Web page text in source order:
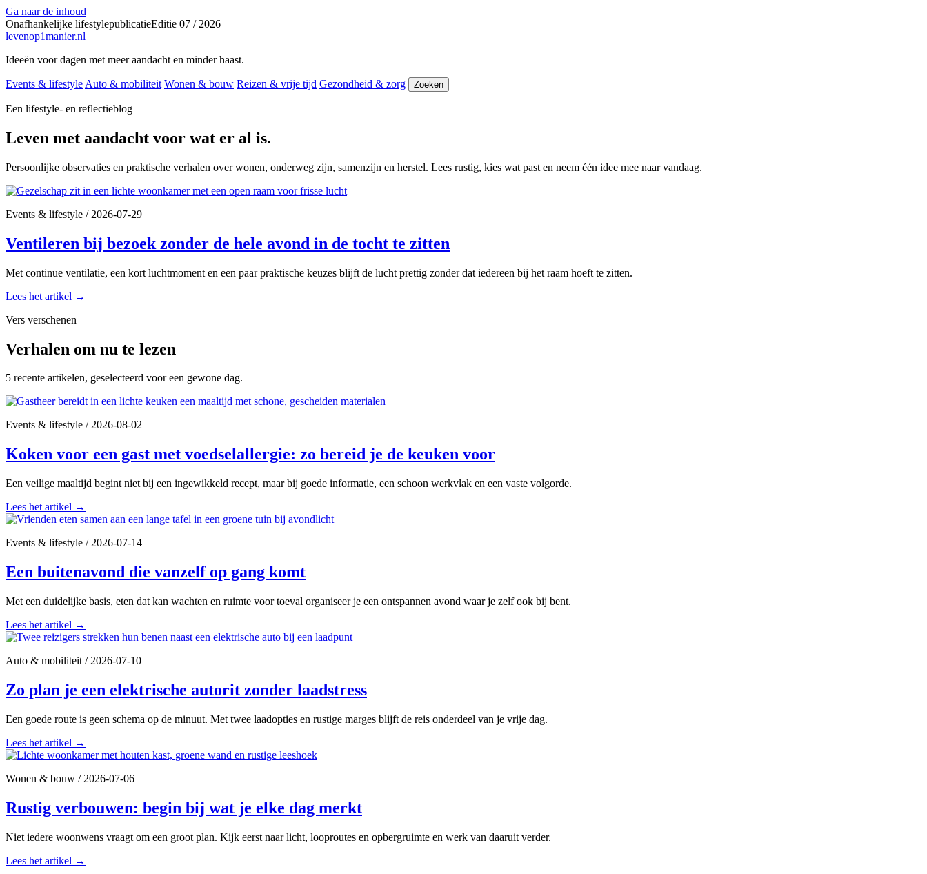
Ga naar de inhoud
Onafhankelijke lifestylepublicatieEditie 07 / 2026
levenop1manier.nl
Ideeën voor dagen met meer aandacht en minder haast.
Events & lifestyle Auto & mobiliteit Wonen & bouw Reizen & vrije tijd Gezondheid & zorg Zoeken
Een lifestyle- en reflectieblog
Leven met aandacht voor wat er al is.
Persoonlijke observaties en praktische verhalen over wonen, onderweg zijn, samenzijn en herstel. Lees rustig, kies wat past en neem één idee mee naar vandaag.
Events & lifestyle /2026-07-29
Ventileren bij bezoek zonder de hele avond in de tocht te zitten
Met continue ventilatie, een kort luchtmoment en een paar praktische keuzes blijft de lucht prettig zonder dat iedereen bij het raam hoeft te zitten.
Lees het artikel →
Vers verschenen
Verhalen om nu te lezen
5 recente artikelen, geselecteerd voor een gewone dag.
Events & lifestyle /2026-08-02
Koken voor een gast met voedselallergie: zo bereid je de keuken voor
Een veilige maaltijd begint niet bij een ingewikkeld recept, maar bij goede informatie, een schoon werkvlak en een vaste volgorde.
Lees het artikel →
Events & lifestyle /2026-07-14
Een buitenavond die vanzelf op gang komt
Met een duidelijke basis, eten dat kan wachten en ruimte voor toeval organiseer je een ontspannen avond waar je zelf ook bij bent.
Lees het artikel →
Auto & mobiliteit /2026-07-10
Zo plan je een elektrische autorit zonder laadstress
Een goede route is geen schema op de minuut. Met twee laadopties en rustige marges blijft de reis onderdeel van je vrije dag.
Lees het artikel →
Wonen & bouw /2026-07-06
Rustig verbouwen: begin bij wat je elke dag merkt
Niet iedere woonwens vraagt om een groot plan. Kijk eerst naar licht, looproutes en opbergruimte en werk van daaruit verder.
Lees het artikel →